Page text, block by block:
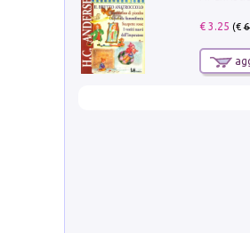
€ 3.25 (€